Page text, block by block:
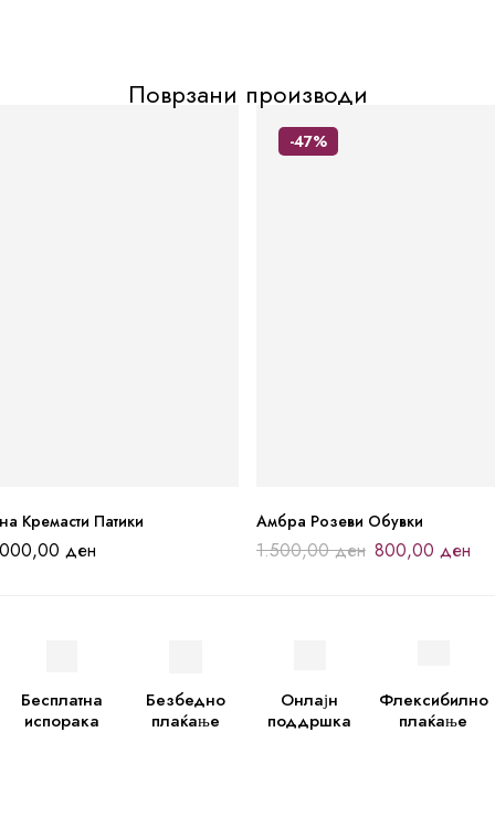
Поврзани производи
Кремасти Патики
ден
-47%
Амбра Розеви Обувки
1.500,00ден 800,00 ден
Бесплатна
испорака
Безбедно
плаќање
Онлајн
поддршка
Флексибилно
плаќање